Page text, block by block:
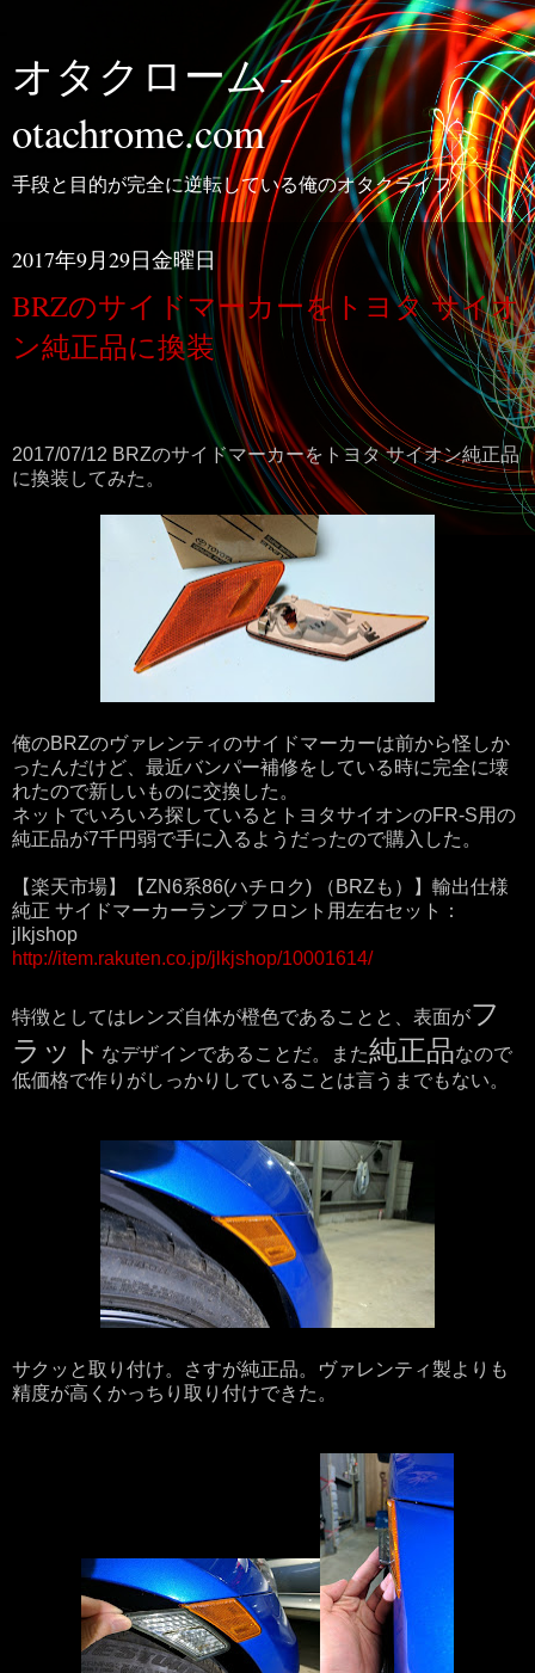
オタクローム -
otachrome.com
手段と目的が完全に逆転している俺のオタクライフ
2017年9月29日金曜日
BRZのサイドマーカーをトヨタ サイオ
ン純正品に換装
2017/07/12 BRZのサイドマーカーをトヨタ サイオン純正品
に換装してみた。
俺のBRZのヴァレンティのサイドマーカーは前から怪しか
ったんだけど、最近バンパー補修をしている時に完全に壊
れたので新しいものに交換した。
ネットでいろいろ探しているとトヨタサイオンのFR-S用の
純正品が7千円弱で手に入るようだったので購入した。
【楽天市場】【ZN6系86(ハチロク) （BRZも）】輸出仕様
純正 サイドマーカーランプ フロント用左右セット：
jlkjshop
http://item.rakuten.co.jp/jlkjshop/10001614/
特徴としてはレンズ自体が橙色であることと、表面がフ
ラット なデザインであることだ。また純正品なので
低価格で作りがしっかりしていることは言うまでもない。
サクッと取り付け。さすが純正品。ヴァレンティ製よりも
精度が高くかっちり取り付けできた。